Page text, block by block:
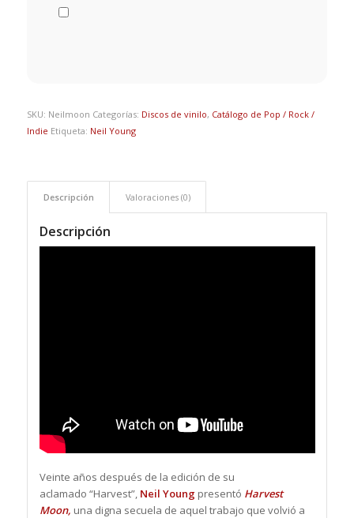
SKU: Neilmoon Categorías: Discos de vinilo, Catálogo de Pop / Rock /
Indie Etiqueta: Neil Young
Descripción Valoraciones (0)
Descripción
Veinte años después de la edición de su
aclamado “Harvest”, Neil Young presentó Harvest
Moon, una digna secuela de aquel trabajo que volvió a